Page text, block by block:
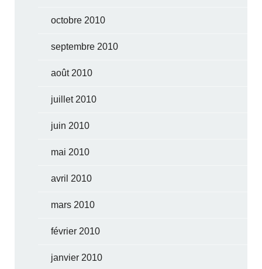
octobre 2010
septembre 2010
août 2010
juillet 2010
juin 2010
mai 2010
avril 2010
mars 2010
février 2010
janvier 2010